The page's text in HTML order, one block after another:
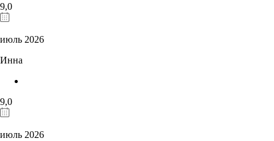
9,0
июль 2026
Инна
9,0
июль 2026